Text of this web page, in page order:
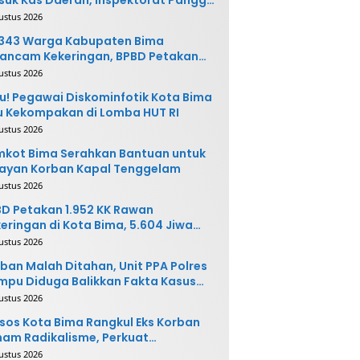
Terkait
2026
Warga Kabupaten Bima
Kekeringan, BPBD Petakan
Rawan
2026
Pegawai Diskominfotik Kota Bima
Kekompakan di Lomba HUT RI
2026
Bima Serahkan Bantuan untuk
Korban Kapal Tenggelam
2026
Petakan 1.952 KK Rawan
di Kota Bima, 5.604 Jiwa
Terdampak
2026
Malah Ditahan, Unit PPA Polres
Diduga Balikkan Fakta Kasus
2026
Kota Bima Rangkul Eks Korban
Radikalisme, Perkuat
Sosial
2026